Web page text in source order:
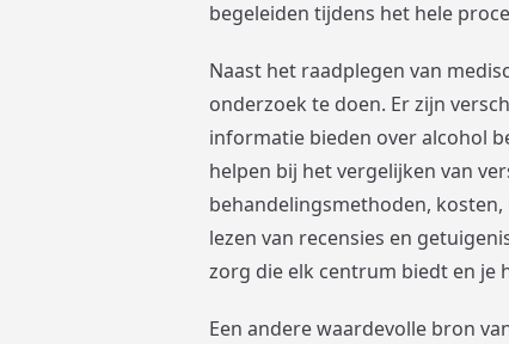
begeleiden tijdens het hele
Naast het raadplegen van
onderzoek te doen. Er zijn
informatie bieden over alcohol
helpen bij het vergelijken van
behandelingsmethoden,
lezen van recensies en
zorg die elk centrum biedt en je
Een andere waardevolle bron